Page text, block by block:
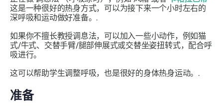
这是一种很好的热身方式，可以为接下来一个小时左右的
深呼吸和运动做好准备。.
如果你不擅长教授调息法，可以加入一些小动作，例如猫
式/牛式、交替手臂/腿部伸展式或交替坐姿扭转式，配合呼
吸进行。
这可以帮助学生调整呼吸，也是很好的身体热身运动。.
准备